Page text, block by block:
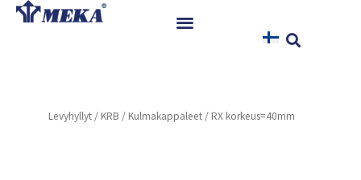
Siirry
Referenssit
Levyhyllyt / KRB / Kulmakappaleet / RX korkeus=40mm